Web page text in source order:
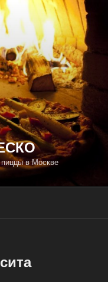
пиццы в Москве